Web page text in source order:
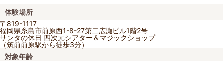
体験場所
〒819-1117
福岡県糸島市前原西1-8-27第二広瀬ビル1階2号
サンタの休日 四次元シアター＆マジックショップ
（筑前前原駅から徒歩3分）
対象年齢